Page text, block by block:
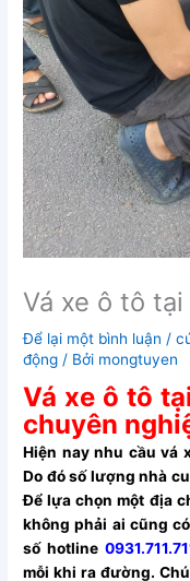
Vá xe ô tô tại
Để lại một bình luận /
động / Bởi mongtuyen
Vá xe ô tô
chuyên
Hiện nay nhu cầu vá
Do đó số lượng nhà
Để lựa chọn một địa
không phải ai cũng
số hotline
mỗi khi ra đường.